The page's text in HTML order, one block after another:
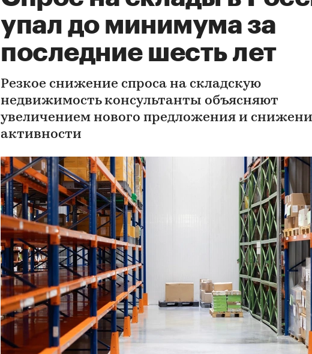
упал до минимума за
последние шесть лет
Резкое снижение спроса на складскую
недвижимость консультанты объясняют
увеличением нового предложения и
активности